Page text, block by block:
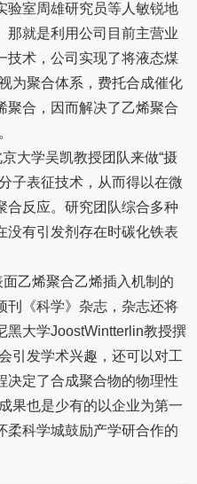
验室周雄研究员等人敏锐地
那就是利用公司目前主营业
技术，公司实现了将液态煤
为聚合体系，费托合成催化
聚合，因而解决了乙烯聚合
大学吴凯教授团队来做“摄
子表征技术，从而得以在微
合反应。研究团队综合多种
没有引发剂存在时碳化铁表
乙烯聚合乙烯插入机制的
刊《科学》杂志，杂志还将
黑大学JoostWintterlin教授撰
引发学术兴趣，还可以对工
决定了合成聚合物的物理性
果也是少有的以企业为第一
柔科学城鼓励产学研合作的